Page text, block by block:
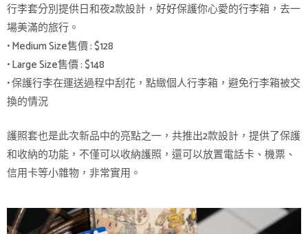
行李套分別提供日和夜2款設計，好好保護你心愛的行李箱，去一
場美滿的旅行。
• Medium Size售價 : $128
• Large Size售價 : $148
• 保護行李在運送過程中刮花，點緻個人行李箱，避免行李箱被交
換的情況
護照套也是此次新品中的亮點之一，共推出2款設計，提供了保護
和收納的功能，不僅可以收納護照，還可以放置電話卡、機票、
信用卡等小雜物，非常實用。